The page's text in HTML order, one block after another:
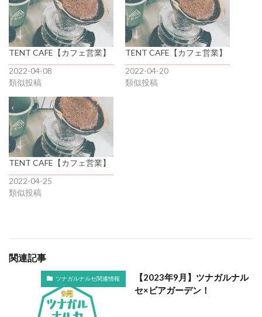
TENT CAFE【カフェ営業】
2022-04-08
類似投稿
TENT CAFE【カフェ営業】
2022-04-20
類似投稿
TENT CAFE【カフェ営業】
2022-04-25
類似投稿
関連記事
ツナガルナルセ関連情報
【2023年9月】ツナガルナル
セ×ビアガーデン！